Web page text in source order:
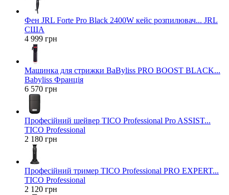
Фен JRL Forte Pro Black 2400W кейс розпилювач... JRL
США
4 999 грн
Машинка для стрижки BaByliss PRO BOOST BLACK...
Babyliss Франція
6 570 грн
Професійний шейвер TICO Professional Pro ASSIST...
TICO Professional
2 180 грн
Професійний тример TICO Professional PRO EXPERT...
TICO Professional
2 120 грн